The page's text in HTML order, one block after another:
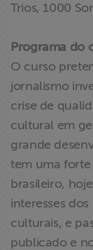
Trios, 1000
Programa do
O curso
jornalismo
crise de
cultural em
grande
tem uma
brasileiro,
interesses
culturais, e
publicado e